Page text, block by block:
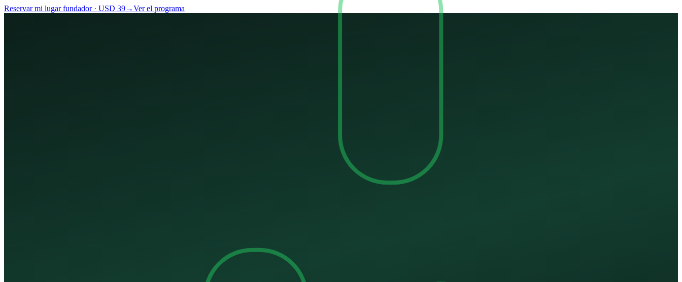
Reservar mi lugar fundador · USD 39→Ver el programa